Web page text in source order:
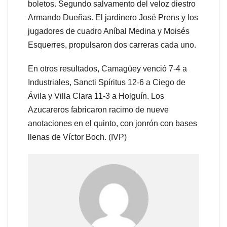
boletos. Segundo salvamento del veloz diestro
Armando Dueñas. El jardinero José Prens y los
jugadores de cuadro Aníbal Medina y Moisés
Esquerres, propulsaron dos carreras cada uno.
En otros resultados, Camagüey venció 7-4 a
Industriales, Sancti Spíritus 12-6 a Ciego de
Ávila y Villa Clara 11-3 a Holguín. Los
Azucareros fabricaron racimo de nueve
anotaciones en el quinto, con jonrón con bases
llenas de Víctor Boch. (IVP)